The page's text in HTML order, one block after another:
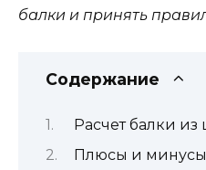
балки и принять
Содержание
Расчет балки из
Плюсы и минусы